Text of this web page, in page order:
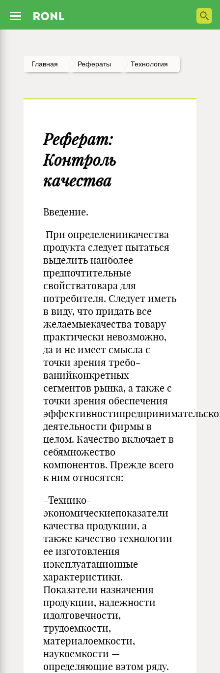
Главная Рефераты Технология
Реферат:
Контроль
качества
Введение.
При определениикачества
продукта следует пытаться
выделить наиболее
предпочтительные
свойстватовара для
потребите­ля. Следует иметь
в виду, что придать все
желаемыекачества товару
практически невозможно,
да и не имеет смысла с
точки зрения требо­
ванийконкретных
сегментов рынка, а также с
точки зрения обеспече­ния
деятельности фирмы в
целом. Качество включает в
себямножество
компонентов. Прежде всего
к ним относятся:
-Технико-
экономическиепоказатели
качества продук­ции, а
также качество технологии
ее изготовления
иэксплуатаци­онные
характеристики.
Показатели назначения
продукции, надежности
идолговечности,
трудоемкости,
материалоемкости,
наукоемкости —
определяющие вэтом ряду.